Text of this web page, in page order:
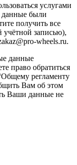
услугами
данные были
получить все
учётной записью),
wheels.ru.
данные
право обратиться
регламенту
Вам об этом
Ваши данные не